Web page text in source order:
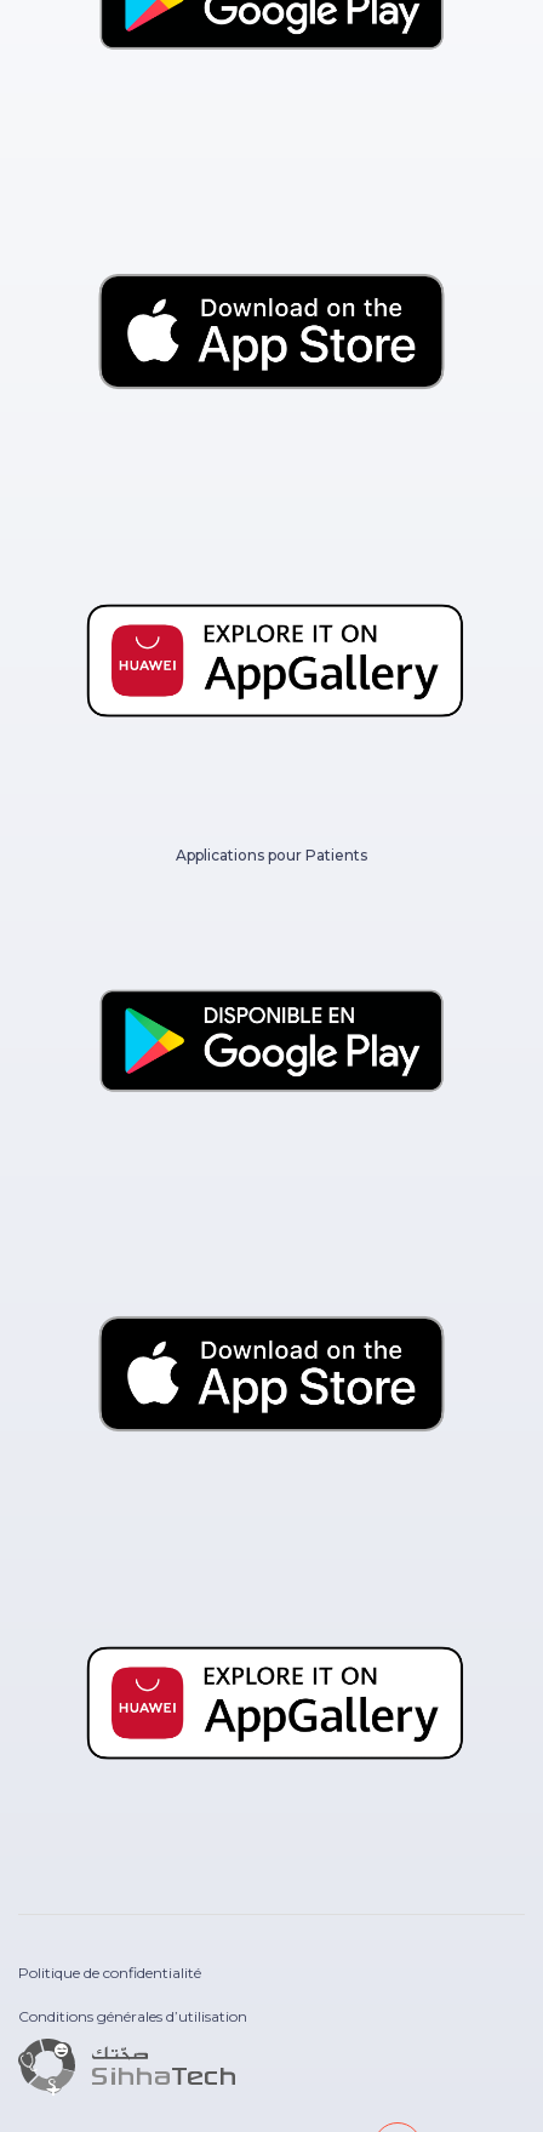
Applications pour Patients
Politique de confidentialité
Conditions générales d’utilisation